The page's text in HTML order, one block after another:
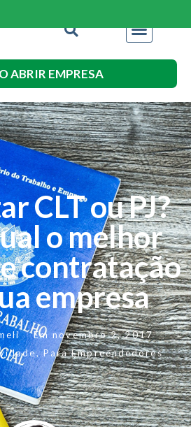
ABRIR EMPRESA
CLT ou PJ?
o melhor
contratação
empresa
Em novembro 2, 2017
,Para Empreendedores